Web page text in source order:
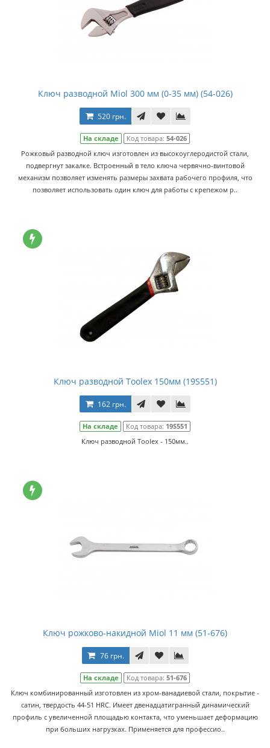
Ключ разводной Miol 300 мм (0-35 мм) (54-026)
520 грн.
На складе Код товара: 54-026
Рожковый разводной ключ изготовлен из высокоуглеродистой стали,
подвергнут закалке. Встроенный в тело ключа червячно-винтовой
механизм позволяет изменять размеры захвата рабочего профиля, что
позволяет использовать один ключ для работы с крепежом р..
Ключ разводной Toolex 150мм (19S551)
162 грн.
На складе Код товара: 19S551
Ключ разводной Toolex - 150мм..
Ключ рожково-накидной Miol 11 мм (51-676)
76 грн.
На складе Код товара: 51-676
Ключ комбинированный изготовлен из хром-ванадиевой стали, покрытие -
сатин, твердость 44-51 HRC. Имеет двенадцатигранный динамический
профиль с увеличенной площадью контакта, что уменьшает деформацию
при больших нагрузках. Применяется для профессио..